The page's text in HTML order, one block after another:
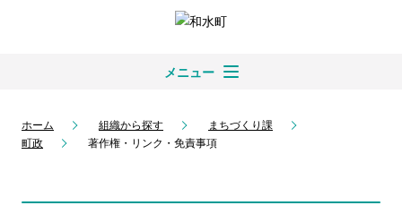
メニュー
ホーム 組織から探す
まちづくり課
町政
著作権・リンク・免責事項